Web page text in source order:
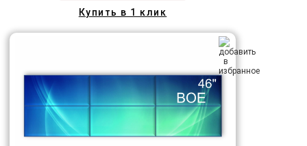
Купить в 1 клик